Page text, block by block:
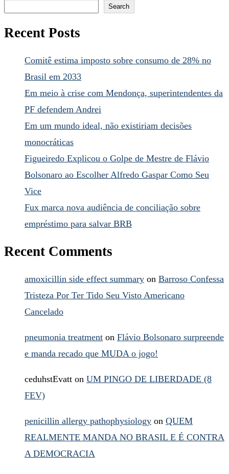
Search
Recent Posts
Comitê estima imposto sobre consumo de 28% no
Brasil em 2033
Em meio à crise com Mendonça, superintendentes da
PF defendem Andrei
Em um mundo ideal, não existiriam decisões
monocráticas
Figueiredo Explicou o Golpe de Mestre de Flávio
Bolsonaro ao Escolher Alfredo Gaspar Como Seu
Vice
Fux marca nova audiência de conciliação sobre
empréstimo para salvar BRB
Recent Comments
amoxicillin side effect summary on Barroso Confessa
Tristeza Por Ter Tido Seu Visto Americano
Cancelado
pneumonia treatment on Flávio Bolsonaro surpreende
e manda recado que MUDA o jogo!
ceduhstEvatt on UM PINGO DE LIBERDADE (8
FEV)
penicillin allergy pathophysiology on QUEM
REALMENTE MANDA NO BRASIL E É CONTRA
A DEMOCRACIA